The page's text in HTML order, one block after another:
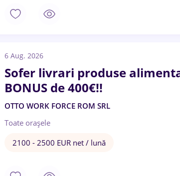
6 Aug. 2026
Sofer livrari produse
BONUS de 400€!!
OTTO WORK FORCE ROM SRL
Toate oraşele
2100 - 2500 EUR net / lună